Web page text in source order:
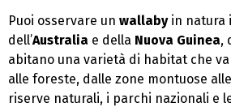
Puoi osservare un wallabyin natura
dell’Australia e della Nuova Guinea,
abitano una varietà di habitat che
alle foreste, dalle zone montuose
riserve naturali, i parchi nazionali e